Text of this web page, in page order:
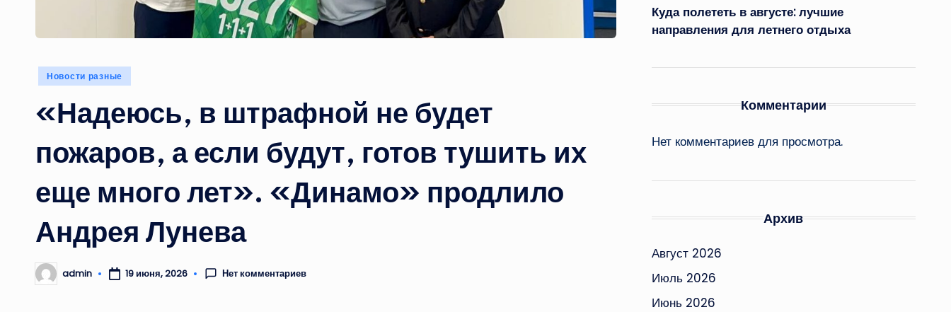
Опубликовано
Новости разные
«Надеюсь, в штрафной не будет
пожаров, а если будут, готов тушить их
еще много лет». «Динамо» продлило
Андрея Лунева
Запись
от
admin 19 июня, 2026 Нет комментариев
Куда полететь в августе: лучшие
направления для летнего отдыха
Комментарии
Нет комментариев для просмотра.
Архив
Август 2026
Июль 2026
Июнь 2026